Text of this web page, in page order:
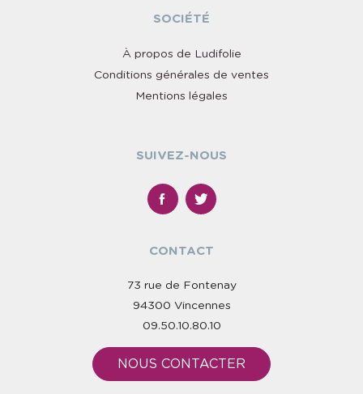
SOCIÉTÉ
À propos de Ludifolie
Conditions générales de ventes
Mentions légales
SUIVEZ-NOUS
CONTACT
73 rue de Fontenay
94300 Vincennes
09.50.10.80.10
NOUS CONTACTER